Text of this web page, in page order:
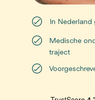
In Nederland
Medische
traject